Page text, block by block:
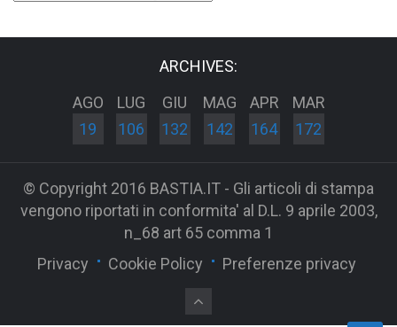
ARCHIVES:
AGO
19
LUG
106
GIU
132
MAG
142
APR
164
MAR
172
© Copyright 2016 BASTIA.IT - Gli articoli di stampa
vengono riportati in conformita' al D.L. 9 aprile 2003,
n_68 art 65 comma 1
Privacy
Cookie Policy Preferenze privacy